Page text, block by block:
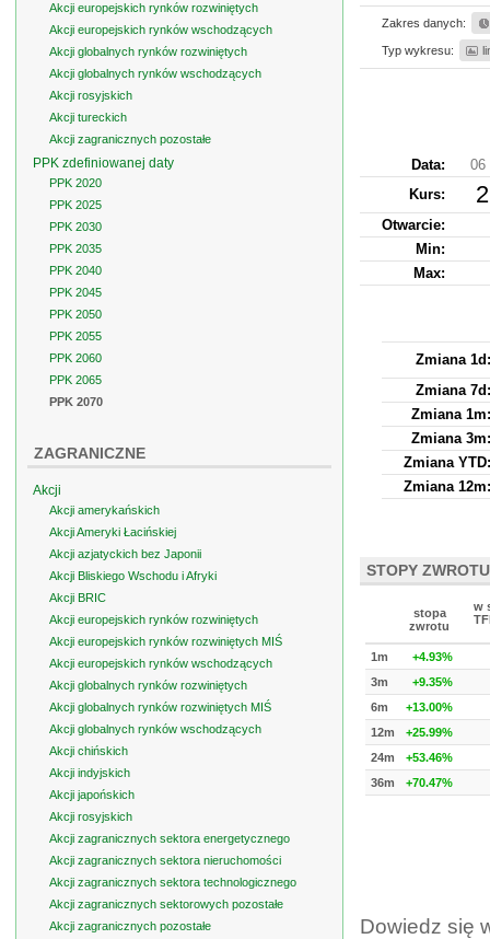
Zakres danych:
Typ wykresu:
Data:
06
Kurs:
Otwarcie:
Min:
Max:
Zmiana 1d:
Zmiana 7d:
Zmiana 1m:
Zmiana 3m:
Zmiana YTD:
Zmiana 12m:
STOPY ZWROTU
stopa
zwrotu
w
1m
+4.93%
3m
+9.35%
6m
+13.00%
12m
+25.99%
24m
+53.46%
36m
+70.47%
Dowiedz się
Akcji europejskich rynków rozwiniętych
Akcji europejskich rynków wschodzących
Akcji globalnych rynków rozwiniętych
Akcji globalnych rynków wschodzących
Akcji rosyjskich
Akcji tureckich
Akcji zagranicznych pozostałe
PPK zdefiniowanej daty
PPK 2020
PPK 2025
PPK 2030
PPK 2035
PPK 2040
PPK 2045
PPK 2050
PPK 2055
PPK 2060
PPK 2065
PPK 2070
ZAGRANICZNE
Akcji
Akcji amerykańskich
Akcji Ameryki Łacińskiej
Akcji azjatyckich bez Japonii
Akcji Bliskiego Wschodu i Afryki
Akcji BRIC
Akcji europejskich rynków rozwiniętych
Akcji europejskich rynków rozwiniętych MIŚ
Akcji europejskich rynków wschodzących
Akcji globalnych rynków rozwiniętych
Akcji globalnych rynków rozwiniętych MIŚ
Akcji globalnych rynków wschodzących
Akcji chińskich
Akcji indyjskich
Akcji japońskich
Akcji rosyjskich
Akcji zagranicznych sektora energetycznego
Akcji zagranicznych sektora nieruchomości
Akcji zagranicznych sektora technologicznego
Akcji zagranicznych sektorowych pozostałe
Akcji zagranicznych pozostałe